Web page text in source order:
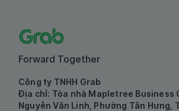
Forward Together
Công ty TNHH Grab
Địa chỉ: Tòa nhà Mapletree Business
Nguyễn Văn Linh, Phường Tân Hưng,